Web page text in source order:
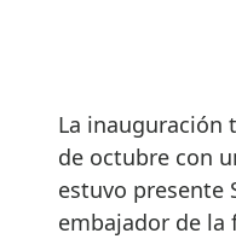
La inauguración
de octubre con
estuvo presente
embajador de